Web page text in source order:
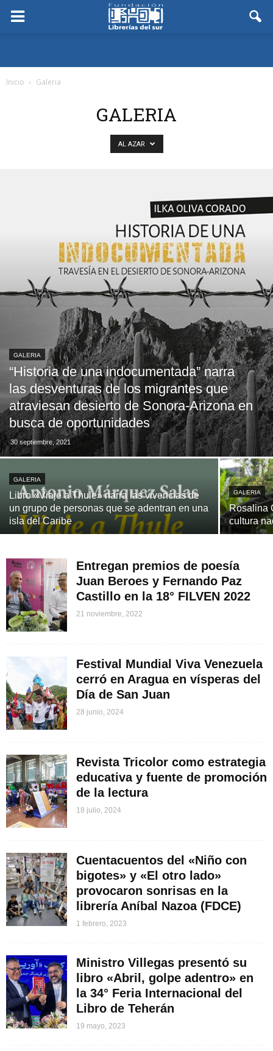
Inicio Galeria
GALERIA
AL AZAR
GALERIA
“Historia de una indocumentada” narra
las desventuras de los migrantes que
atraviesan desierto de Sonora-Arizona en
busca de oportunidades
30 septiembre, 2021
GALERIA
Libro «Viaje a Thule» narra las vivencias de
un grupo de personas que se adentran en una
isla del Caribe
GALERIA
Rosalina
cultura
Entregan premios de poesía
Juan Beroes y Fernando Paz
Castillo en la 18° FILVEN 2022
21 noviembre, 2022
Festival Mundial Viva Venezuela
cerró en Aragua en vísperas del
Día de San Juan
28 junio, 2024
Revista Tricolor como estrategia
educativa y fuente de promoción
de la lectura
18 julio, 2024
Cuentacuentos del «Niño con
bigotes» y «El otro lado»
provocaron sonrisas en la
librería Aníbal Nazoa (FDCE)
1 febrero, 2023
Ministro Villegas presentó su
libro «Abril, golpe adentro» en
la 34° Feria Internacional del
Libro de Teherán
19 mayo, 2023